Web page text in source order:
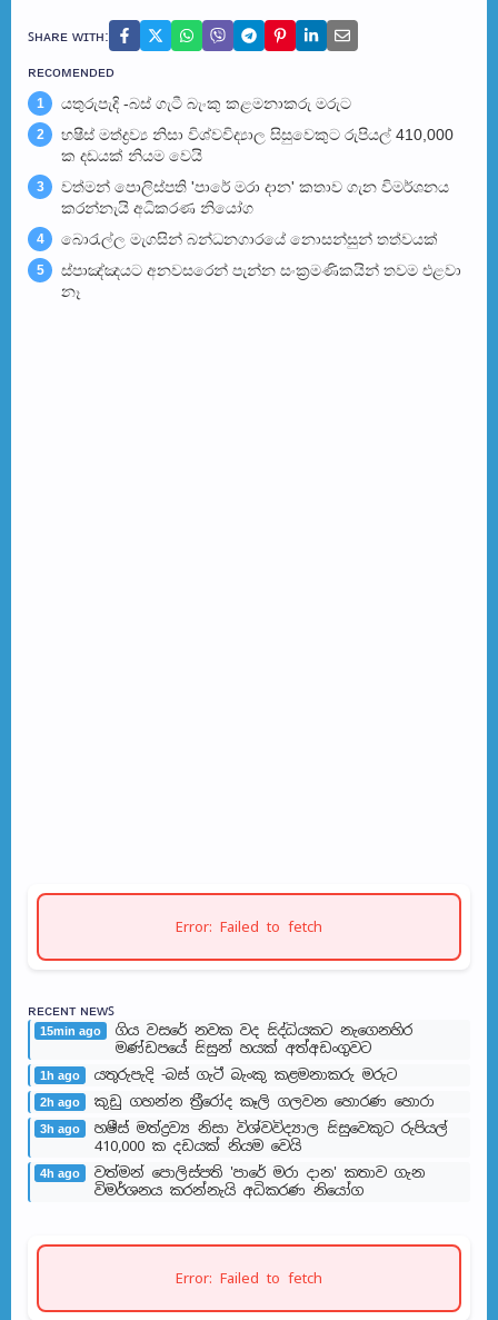
ꜱʜᴀʀᴇ ᴡɪᴛʜ:
ʀᴇᴄᴏᴍᴇɴᴅᴇᴅ
1 යතුරුපැදි -බස් ගැටී බැංකු කළමනාකරු මරුට
2
හෂීස් මත්ද්‍රව්‍ය නිසා විශ්වවිද්‍යාල සිසුවෙකුට රුපියල් 410,000
ක දඩයක් නියම වෙයි
3
වත්මන් පොලිස්පති 'පාරේ මරා දාන' කතාව ගැන විමර්ශනය
කරන්නැයි අධිකරණ නියෝග
4 බොරැල්ල මැගසින් බන්ධනගාරයේ නොසන්සුන් තත්වයක්
5
ස්පාඤ්ඤයට අනවසරෙන් පැන්න සංක්‍රමණිකයින් තවම එළවා
නෑ
Error: Failed to fetch
ʀᴇᴄᴇɴᴛ ɴᴇᴡꜱ
15min ago
ගිය වසරේ නවක වද සිද්ධියකට නැගෙනහිර
මණ්ඩපයේ සිසුන් හයක් අත්අඩංගුවට
1h ago යතුරුපැදි -බස් ගැටී බැංකු කළමනාකරු මරුට
2h ago කුඩු ගහන්න ත්‍රීරෝද කෑලි ගලවන හොරණ හොරා
3h ago
හෂීස් මත්ද්‍රව්‍ය නිසා විශ්වවිද්‍යාල සිසුවෙකුට රුපියල්
410,000 ක දඩයක් නියම වෙයි
4h ago
වත්මන් පොලිස්පති 'පාරේ මරා දාන' කතාව ගැන
විමර්ශනය කරන්නැයි අධිකරණ නියෝග
Error: Failed to fetch